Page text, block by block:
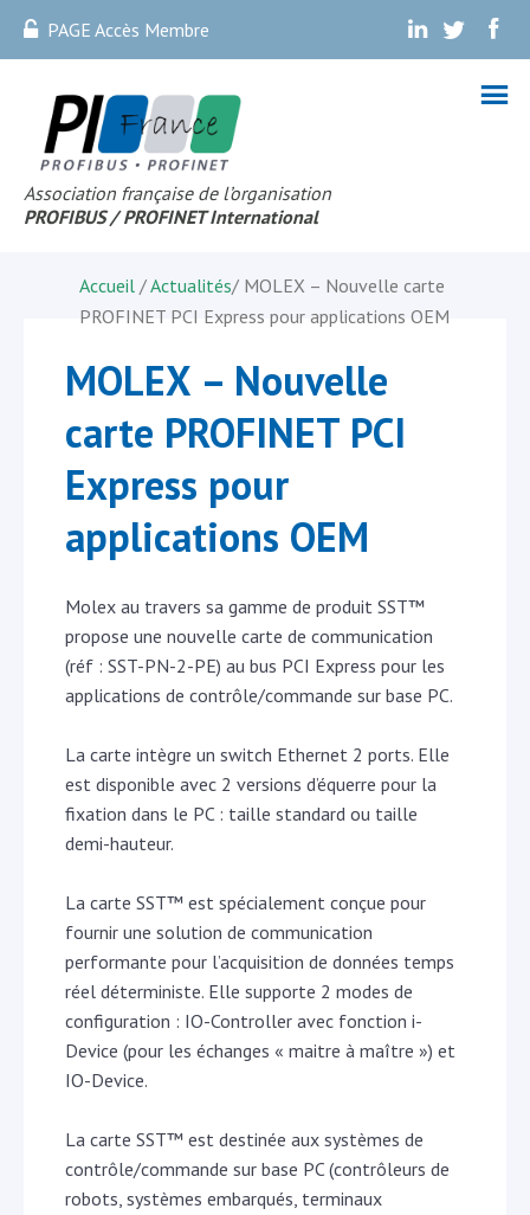
PAGE Accès Membre . . .
Association française de l’organisation
PROFIBUS / PROFINET International
Accueil /Actualités/ MOLEX – Nouvelle carte
PROFINET PCI Express pour applications OEM
MOLEX – Nouvelle
carte PROFINET PCI
Express pour
applications OEM
Molex au travers sa gamme de produit SST™
propose une nouvelle carte de communication
(réf : SST-PN-2-PE) au bus PCI Express pour les
applications de contrôle/commande sur base PC.
La carte intègre un switch Ethernet 2 ports. Elle
est disponible avec 2 versions d’équerre pour la
fixation dans le PC : taille standard ou taille
demi-hauteur.
La carte SST™ est spécialement conçue pour
fournir une solution de communication
performante pour l’acquisition de données temps
réel déterministe. Elle supporte 2 modes de
configuration : IO-Controller avec fonction i-
Device (pour les échanges « maitre à maître ») et
IO-Device.
La carte SST™ est destinée aux systèmes de
contrôle/commande sur base PC (contrôleurs de
robots, systèmes embarqués, terminaux